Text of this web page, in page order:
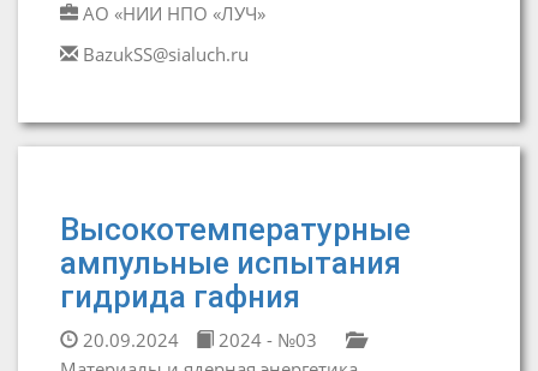
АО «НИИ НПО «ЛУЧ»
BazukSS@sialuch.ru
Высокотемпературные
ампульные испытания
гидрида гафния
20.09.2024
2024 - №03